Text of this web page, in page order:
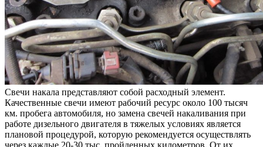
Свечи накала представляют собой расходный элемент.
Качественные свечи имеют рабочий ресурс около 100 тысяч
км. пробега автомобиля, но замена свечей накаливания при
работе дизельного двигателя в тяжелых условиях является
плановой процедурой, которую рекомендуется осуществлять
через каждые 20-30 тыс. пройденных километров. От их